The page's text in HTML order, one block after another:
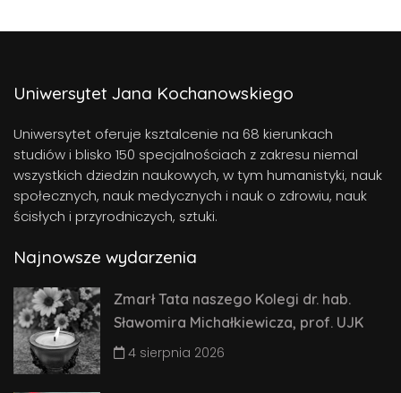
Uniwersytet Jana Kochanowskiego
Uniwersytet oferuje ksztalcenie na 68 kierunkach
studiów i blisko 150 specjalnościach z zakresu niemal
wszystkich dziedzin naukowych, w tym humanistyki, nauk
społecznych, nauk medycznych i nauk o zdrowiu, nauk
ścisłych i przyrodniczych, sztuki.
Najnowsze wydarzenia
Zmarł Tata naszego Kolegi dr. hab.
Sławomira Michałkiewicza, prof. UJK
4 sierpnia 2026